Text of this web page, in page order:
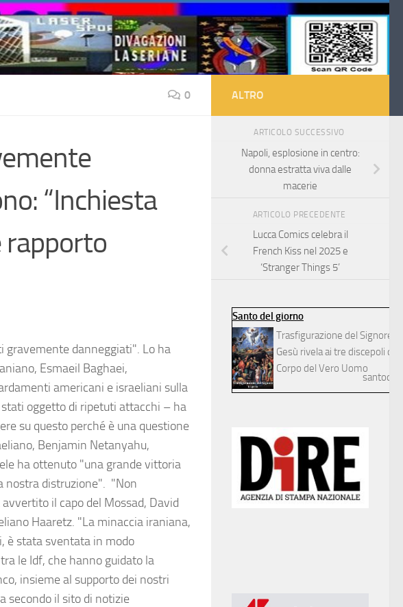
0
“Inchiesta
rapporto
gravemente danneggiati". Lo ha
Esmaeil Baghaei,
americani e israeliani sulla
oggetto di ripetuti attacchi – ha
su questo perché è una questione
Benjamin Netanyahu,
ha ottenuto "una grande vittoria
nostra distruzione". "Non
il capo del Mossad, David
Haaretz. "La minaccia iraniana,
è stata sventata in modo
le Idf, che hanno guidato la
insieme al supporto dei nostri
secondo il sito di notizie
ALTRO
ARTICOLO SUCCESSIVO
Napoli, esplosione in centro:
donna estratta viva dalle
macerie
ARTICOLO PRECEDENTE
Lucca Comics celebra il
French Kiss nel 2025 e
‘Stranger Things 5’
Santo del giorno
Trasfigurazione del Signore
Gesù rivela ai tre discepoli
Corpo del Vero Uomo